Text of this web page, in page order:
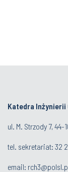
Katedra
ul. M. Strzody 7, 44-
tel. sekretariat: 32
email: